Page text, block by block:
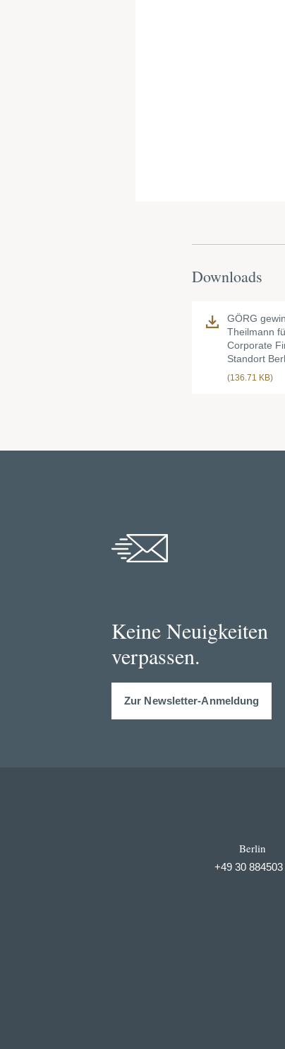
Downloads
GÖRG
Theilmann
Corporate
Standort
(136.71 KB)
Keine Neuigkeiten
verpassen.
Zur Newsletter-Anmeldung
Berlin
+49 30 884503